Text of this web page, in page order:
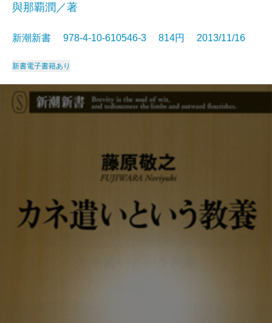
與那覇潤／著
新潮新書 978-4-10-610546-3 814円 2013/11/16
新書電子書籍あり